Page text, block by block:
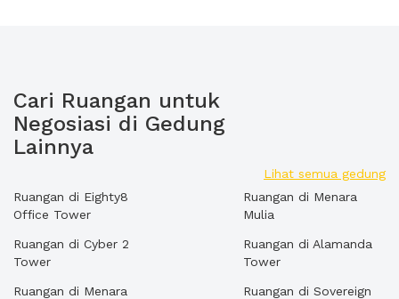
Cari Ruangan untuk
Negosiasi di Gedung
Lainnya
Lihat semua gedung
Ruangan di Eighty8
Office Tower
Ruangan di Cyber 2
Tower
Ruangan di Menara
Ruangan di Menara
Mulia
Ruangan di Alamanda
Tower
Ruangan di Sovereign